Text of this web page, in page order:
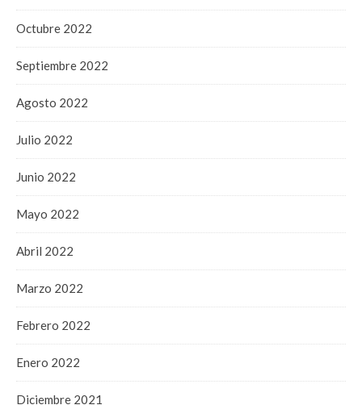
Octubre 2022
Septiembre 2022
Agosto 2022
Julio 2022
Junio 2022
Mayo 2022
Abril 2022
Marzo 2022
Febrero 2022
Enero 2022
Diciembre 2021